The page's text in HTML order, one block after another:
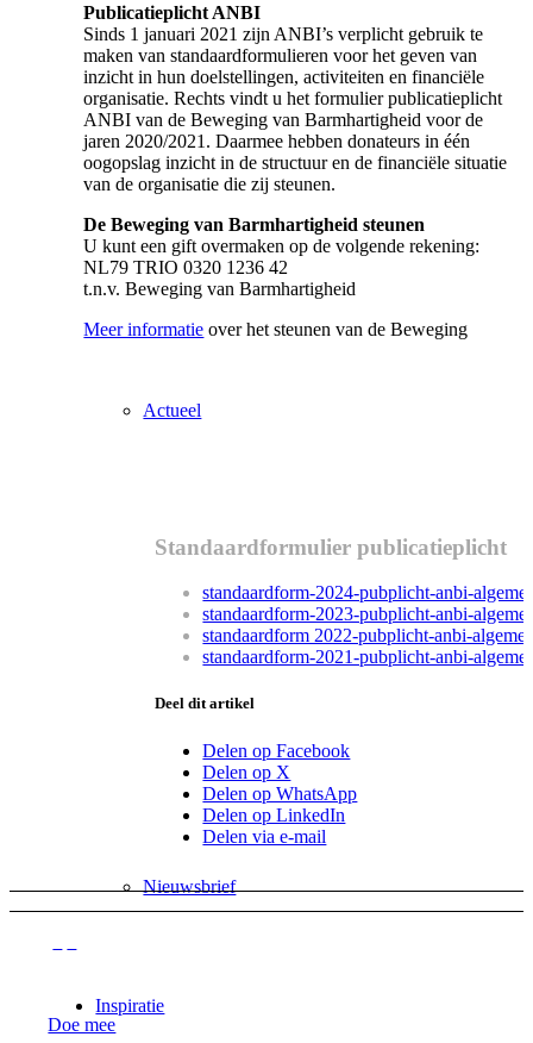
Cursus
Compassieprijs
Nieuws
Actueel
Interviews
Podcast
Nieuwsbrief
Inspiratie
Publicatieplicht ANBI
Sinds 1 januari 2021 zijn ANBI’s verplicht gebruik te
maken van standaardformulieren voor het geven van
inzicht in hun doelstellingen, activiteiten en financiële
organisatie. Rechts vindt u het formulier publicatieplicht
ANBI van de Beweging van Barmhartigheid voor de
jaren 2020/2021. Daarmee hebben donateurs in één
oogopslag inzicht in de structuur en de financiële situatie
van de organisatie die zij steunen.
De Beweging van Barmhartigheid steunen
U kunt een gift overmaken op de volgende rekening:
NL79 TRIO 0320 1236 42
t.n.v. Beweging van Barmhartigheid
Meer informatie over het steunen van de Beweging
Standaardformulier publicatieplicht
standaardform-2024-pubplicht-anbi-
standaardform-2023-pubplicht-anbi-
standaardform 2022-pubplicht-anbi-
standaardform-2021-pubplicht-anbi-
Deel dit artikel
Delen op Facebook
Delen op X
Delen op WhatsApp
Delen op LinkedIn
Delen via e-mail
Doe mee